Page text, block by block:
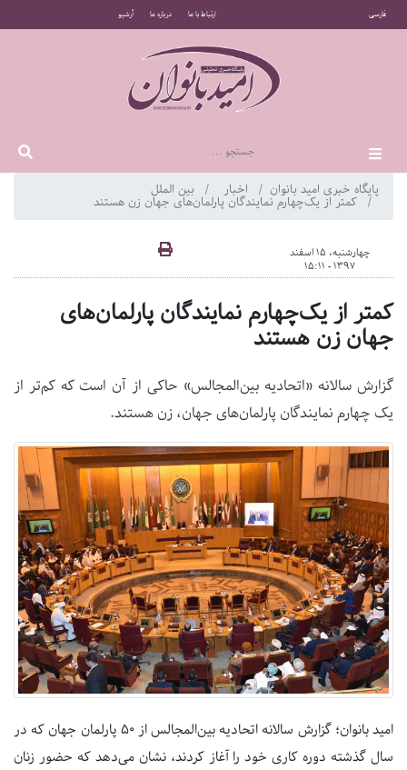
فارسی ارتباط با ما درباره ما آرشیو
پایگاه خبری امید بانوان اخبار بین الملل
کمتر از یک‌چهارم نمایندگان پارلمان‌های جهان زن هستند
چهارشنبه، 15 اسفند
1397 - 15:11
کمتر از یک‌چهارم نمایندگان پارلمان‌های
جهان زن هستند
گزارش سالانه «اتحادیه بین‌المجالس» حاکی از آن است که کم‌تر از
یک چهارم نمایندگان پارلمان‌های جهان، زن هستند.
امید بانوان؛ گزارش سالانه اتحادیه بین‌المجالس از ۵۰ پارلمان جهان که در
سال گذشته دوره کاری خود را آغاز کردند، نشان می‌دهد که حضور زنان